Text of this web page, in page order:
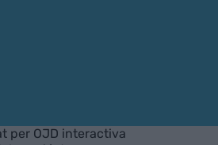
per OJD interactiva